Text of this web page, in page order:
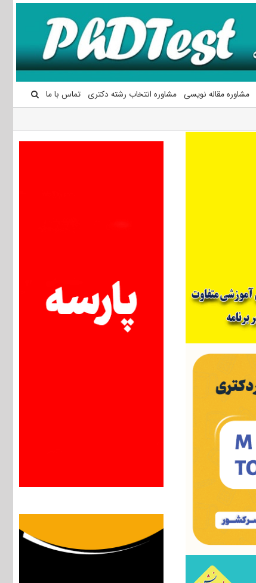
مشاوره مقاله نویسی مشاوره انتخاب رشته دکتری تماس با ما